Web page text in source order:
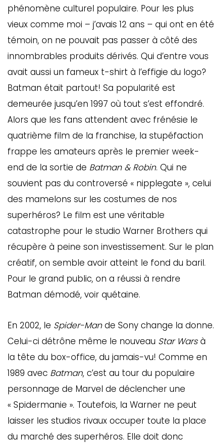
phénomène culturel populaire. Pour les plus
vieux comme moi – j’avais 12 ans – qui ont en été
témoin, on ne pouvait pas passer à côté des
innombrables produits dérivés. Qui d’entre vous
avait aussi un fameux t-shirt à l’effigie du logo?
Batman était partout! Sa popularité est
demeurée jusqu’en 1997 où tout s’est effondré.
Alors que les fans attendent avec frénésie le
quatrième film de la franchise, la stupéfaction
frappe les amateurs après le premier week-
end de la sortie de Batman & Robin. Qui ne
souvient pas du controversé « nipplegate », celui
des mamelons sur les costumes de nos
superhéros? Le film est une véritable
catastrophe pour le studio Warner Brothers qui
récupère à peine son investissement. Sur le plan
créatif, on semble avoir atteint le fond du baril.
Pour le grand public, on a réussi à rendre
Batman démodé, voir quétaine.
En 2002, le Spider-Man de Sony change la donne.
Celui-ci détrône même le nouveau Star Warsà
la tête du box-office, du jamais-vu! Comme en
1989 avec Batman, c’est au tour du populaire
personnage de Marvel de déclencher une
« Spidermanie ». Toutefois, la Warner ne peut
laisser les studios rivaux occuper toute la place
du marché des superhéros. Elle doit donc